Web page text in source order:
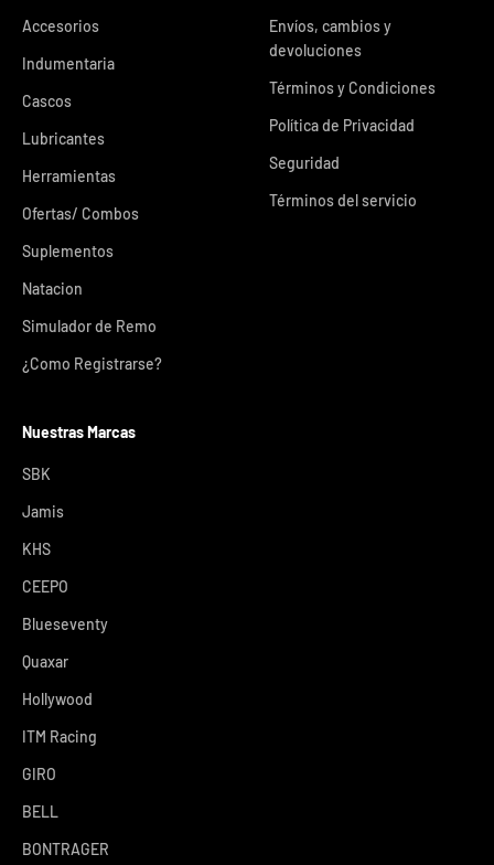
Accesorios
Indumentaria
Cascos
Lubricantes
Herramientas
Ofertas/ Combos
Suplementos
Natacion
Simulador de Remo
¿Como Registrarse?
Envíos, cambios y
devoluciones
Términos y Condiciones
Política de Privacidad
Seguridad
Términos del servicio
Nuestras Marcas
SBK
Jamis
KHS
CEEPO
Blueseventy
Quaxar
Hollywood
ITM Racing
GIRO
BELL
BONTRAGER